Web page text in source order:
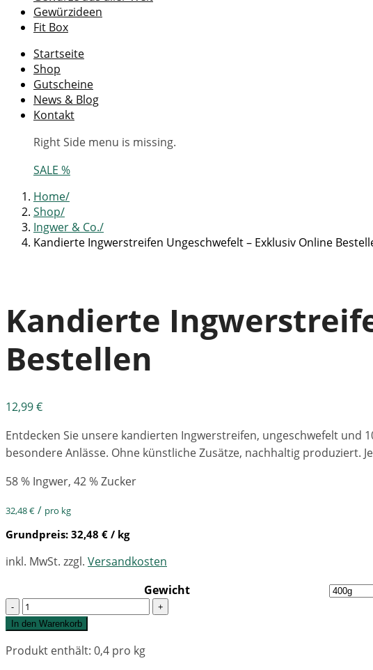
Gewürzideen
Fit Box
Startseite
Shop
Gutscheine
News & Blog
Kontakt
Right Side menu is missing.
SALE %
Home
Shop
Ingwer & Co.
Kandierte Ingwerstreifen Ungeschwefelt – Exklusiv Online
Kandierte
Bestellen
12,99€
Entdecken Sie unsere kandierten Ingwerstreifen, ungeschwefelt und
besondere Anlässe. Ohne künstliche Zusätze, nachhaltig produziert.
58 % Ingwer, 42 % Zucker
32,48€ / pro kg
Grundpreis: 32,48 € / kg
inkl. MwSt. zzgl. Versandkosten
Gewicht
Quantity
In den Warenkorb
Produkt enthält: 0,4 pro kg